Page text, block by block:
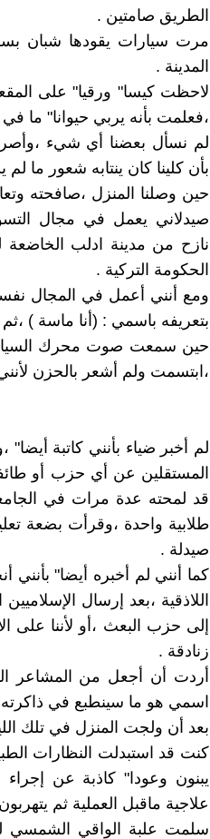
الطريق صامتين .
مرت سيارات يقودها شبان
المدينة .
لاحظت كيسا" ورقيا" على
،فعلمت بأنه يربي حيوانا" ما في
لم نسأل بعضنا أي شيء ،وأصر
بأن كلينا كان ينتابه شعور ما
حين وصلنا المنزل ،صافحته
صيدلاني يعمل في مجال
نازح من مدينة ادلب الخاضعة
الحكومة التركية .
ومع أنني أعمل في المجال
بتعريفه باسمي : (أنا ماسة )
حين سمعت صوت محرك
،ابتسمت ولم أشعر بالحزن
لم أخبر ضياء بأنني كاتبة
المستقلين عن أي حزب أو
قد لمحته عدة مرات في
طلابية واحدة ،وقرأت بضعة
صيدلة .
كما أنني لم أخبره أيضا"
اللاذقية ،بعد إرسال
إلى حزب البعث ،أو لأننا على
زنادقة .
أردت أن أجعل من المشاعر
اسمي هو ما سينطبع في ذاكرته
بعد أن ولجت المنزل في تلك
كنت قد استبدلت النظارات
يبنون وعودا" كاذبة عن
علاجية ماقبل العملية ثم
سلمت علبة الواقي الشمسي